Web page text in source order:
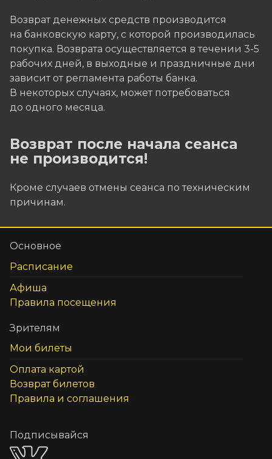
Возврат денежных средств производится
на банковскую карту, с которой производилась
покупка. Возврата осуществляется в течении 3-5
рабочих дней, в выходные и праздничные дни
зависит от регламента работы банка.
В некоторых случаях, может потребоваться
до одного месяца.
Возврат после начала сеанса
не производится!
Кроме случаев отмены сеанса по техническим
причинам.
Основное
Расписание
Афиша
Правила посещения
Зрителям
Мои билеты
Оплата картой
Возврат билетов
Правила и соглашения
Подписывайся